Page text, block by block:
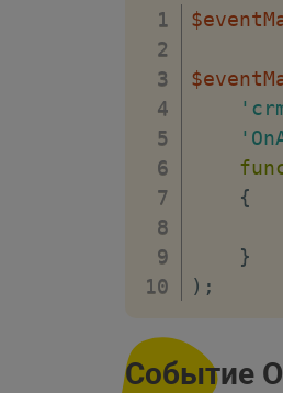
{
}
) ;
Событие